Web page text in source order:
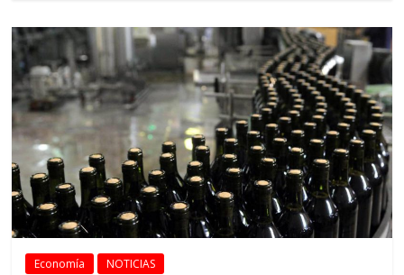
Economía NOTICIAS